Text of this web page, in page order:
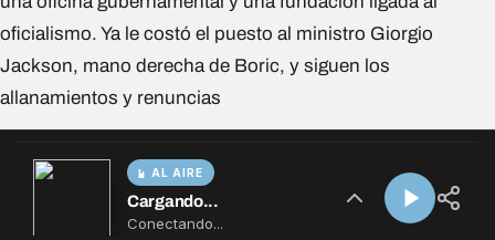
AL AIRE
Cargando...
Conectando...